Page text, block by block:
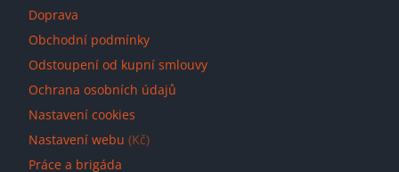
Doprava
Obchodní podmínky
Odstoupení od kupní smlouvy
Ochrana osobních údajů
Nastavení cookies
Nastavení webu (Kč)
Práce a brigáda